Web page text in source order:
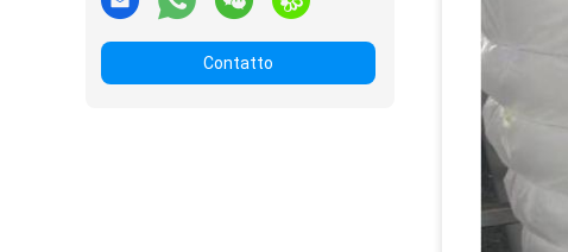
Contatto